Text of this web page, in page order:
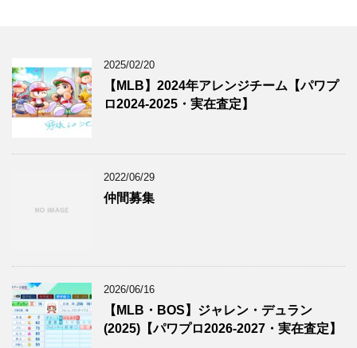
2025/02/20
【MLB】2024年アレンジチーム【パワプ
ロ2024-2025・実在査定】
2022/06/29
仲間募集
2026/06/16
【MLB・BOS】ジャレン・デュラン
(2025)【パワプロ2026-2027・実在査定】